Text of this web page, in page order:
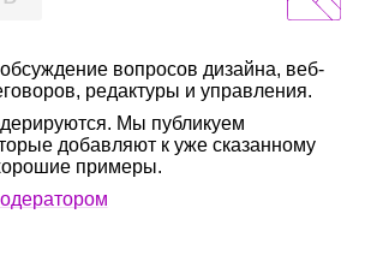
вопросов дизайна, веб-
редактуры и управления.
Мы публикуем
добавляют к уже сказанному
примеры.